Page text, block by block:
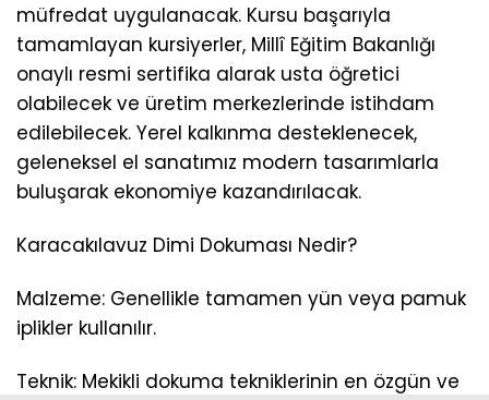
müfredat uygulanacak. Kursu başarıyla
tamamlayan kursiyerler, Millî Eğitim Bakanlığı
onaylı resmi sertifika alarak usta öğretici
olabilecek ve üretim merkezlerinde istihdam
edilebilecek. Yerel kalkınma desteklenecek,
geleneksel el sanatımız modern tasarımlarla
buluşarak ekonomiye kazandırılacak.
Karacakılavuz Dimi Dokuması Nedir?
Malzeme: Genellikle tamamen yün veya pamuk
iplikler kullanılır.
Teknik: Mekikli dokuma tekniklerinin en özgün ve